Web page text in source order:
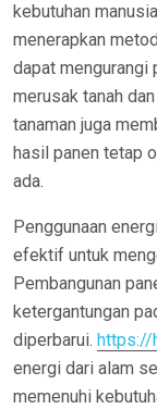
kebutuhan
menerapkan
dapat mengurangi
merusak tanah
tanaman juga
hasil panen tetap
ada.
Penggunaan
efektif untuk
Pembangunan
ketergantungan
diperbarui. https://
energi dari alam
memenuhi